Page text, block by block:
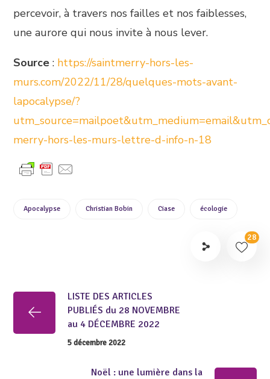
percevoir, à travers nos failles et nos faiblesses,
une aurore qui nous invite à nous lever.
Source: https://saintmerry-hors-les-
murs.com/2022/11/28/quelques-mots-avant-
lapocalypse/?
merry-hors-les-murs-lettre-d-info-n-18
Apocalypse Christian Bobin Ciase écologie
28
LISTE DES ARTICLES
PUBLIÉS du 28 NOVEMBRE
au 4 DÉCEMBRE 2022
5 décembre 2022
Noël : une lumière dans la